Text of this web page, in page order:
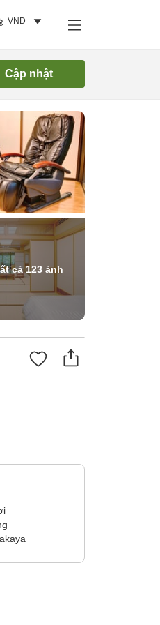
VND
Cập nhật
cả123 ảnh
phòng trống